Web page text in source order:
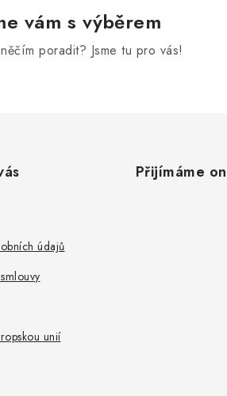
vám s výběrem
poradit? Jsme tu pro vás!
údajů
unií
Přijímáme